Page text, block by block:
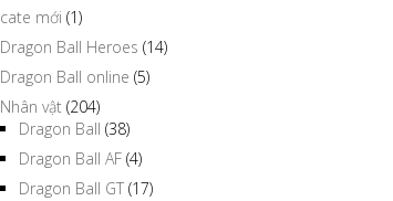
cate mới (1)
Dragon Ball Heroes (14)
Dragon Ball online (5)
Nhân vật (204)
Dragon Ball (38)
Dragon Ball AF (4)
Dragon Ball GT (17)